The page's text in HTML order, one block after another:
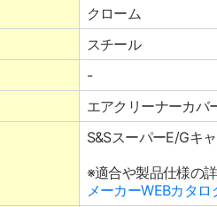
クローム
スチール
-
エアクリーナーカバ
S&SスーパーE/Gキ
※適合や製品仕様の
メーカーWEBカタロ